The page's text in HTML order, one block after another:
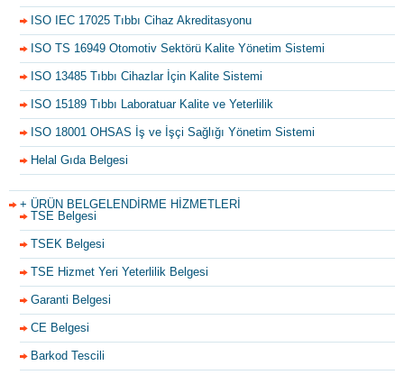
ISO IEC 17025 Tıbbı Cihaz Akreditasyonu
ISO TS 16949 Otomotiv Sektörü Kalite Yönetim Sistemi
ISO 13485 Tıbbı Cihazlar İçin Kalite Sistemi
ISO 15189 Tıbbı Laboratuar Kalite ve Yeterlilik
ISO 18001 OHSAS İş ve İşçi Sağlığı Yönetim Sistemi
Helal Gıda Belgesi
+ ÜRÜN BELGELENDİRME HİZMETLERİ
TSE Belgesi
TSEK Belgesi
TSE Hizmet Yeri Yeterlilik Belgesi
Garanti Belgesi
CE Belgesi
Barkod Tescili